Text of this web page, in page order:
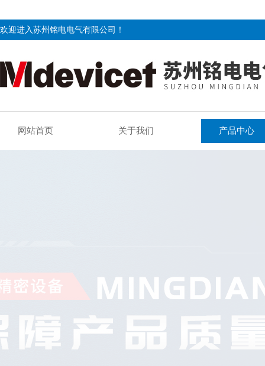
欢迎进入苏州铭电电气有限公司！
网站首页 关于我们 产品中心